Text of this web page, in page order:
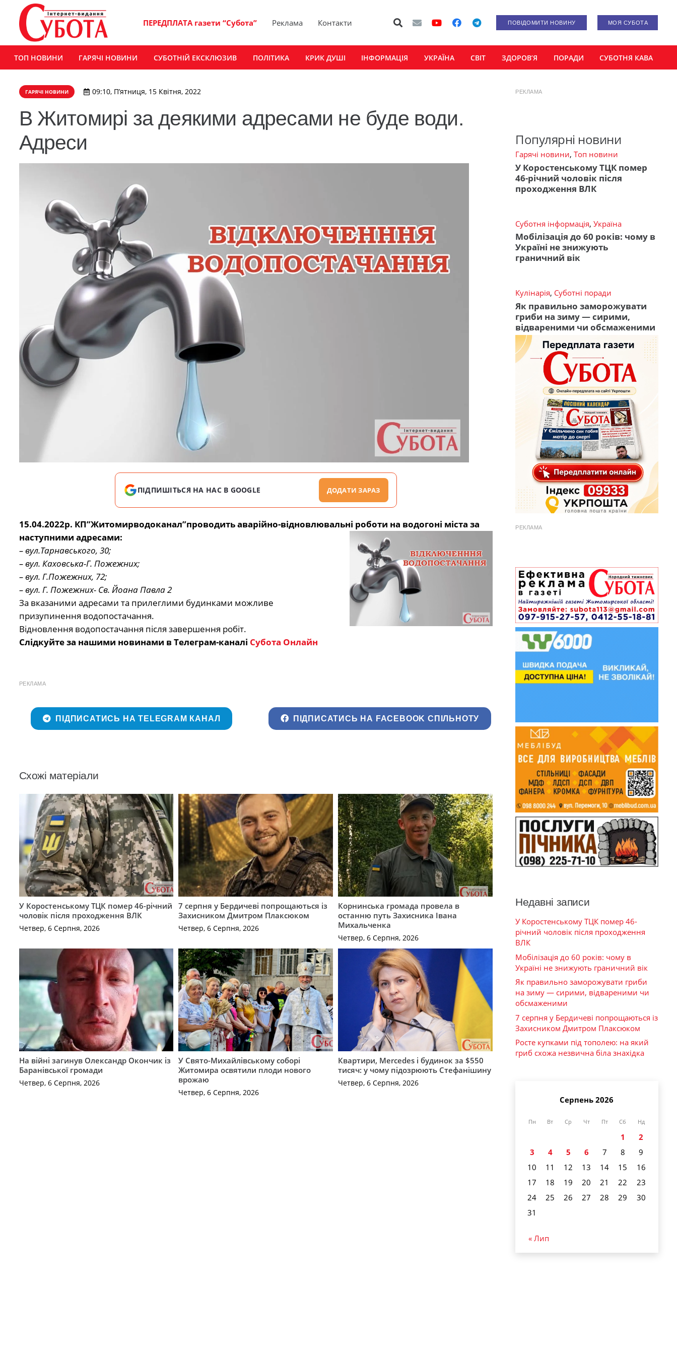
ПЕРЕДПЛАТА газети “Субота” Реклама Контакти ПОВІДОМИТИ НОВИНУ МОЯ СУБОТА
ТОП НОВИНИ ГАРЯЧІ НОВИНИ СУБОТНІЙ ЕКСКЛЮЗИВ ПОЛІТИКА КРИК ДУШІ ІНФОРМАЦІЯ УКРАЇНА СВІТ ЗДОРОВ’Я ПОРАДИ СУБОТНЯ КАВА
ГАРЯЧІ НОВИНИ 09:10, П’ятниця, 15 Квітня, 2022
В Житомирі за деякими адресами не буде води.
Адреси
ПІДПИШІТЬСЯ НА НАС В GOOGLE ДОДАТИ ЗАРАЗ
15.04.2022р. КП”Житомирводоканал”проводить аварійно-відновлювальні роботи на водогоні міста за
наступними адресами:
– вул.Тарнавського, 30;
– вул. Каховська-Г. Пожежних;
– вул. Г.Пожежних, 72;
– вул. Г. Пожежних- Св. Йоана Павла 2
За вказаними адресами та прилеглими будинками можливе
призупинення водопостачання.
Відновлення водопостачання після завершення робіт.
Слідкуйте за нашими новинами в Телеграм-каналі Субота Онлайн
РЕКЛАМА
ПІДПИСАТИСЬ НА TELEGRAM КАНАЛ ПІДПИСАТИСЬ НА FACEBOOK СПІЛЬНОТУ
Схожі матеріали
У Коростенському ТЦК помер 46-річний
чоловік після проходження ВЛК
Четвер, 6 Серпня, 2026
7 серпня у Бердичеві попрощаються із
Захисником Дмитром Плаксюком
Четвер, 6 Серпня, 2026
Корнинська громада провела в
останню путь Захисника Івана
Михальченка
Четвер, 6 Серпня, 2026
На війні загинув Олександр Окончик із
Баранівської громади
Четвер, 6 Серпня, 2026
У Свято-Михайлівському соборі
Житомира освятили плоди нового
врожаю
Четвер, 6 Серпня, 2026
Квартири, Mercedes і будинок за $550
тисяч: у чому підозрюють Стефанішину
Четвер, 6 Серпня, 2026
РЕКЛАМА
Популярні новини
Гарячі новини, Топ новини
У Коростенському ТЦК помер
46-річний чоловік після
проходження ВЛК
Суботня інформація, Україна
Мобілізація до 60 років: чому в
Україні не знижують
граничний вік
Кулінарія, Суботні поради
Як правильно заморожувати
гриби на зиму — сирими,
відвареними чи обсмаженими
РЕКЛАМА
Недавні записи
У Коростенському ТЦК помер 46-
річний чоловік після проходження
ВЛК
Мобілізація до 60 років: чому в
Україні не знижують граничний вік
Як правильно заморожувати гриби
на зиму — сирими, відвареними чи
обсмаженими
7 серпня у Бердичеві попрощаються із
Захисником Дмитром Плаксюком
Росте купками під тополею: на який
гриб схожа незвична біла знахідка
Серпень 2026
Пн Вт Ср Чт Пт Сб Нд
1
2
3
4 5 6 7 8
9
10
11 12 13 14 15
16
17
18 19 20 21 22
23
24
25 26 27 28 29
30
31
« Лип